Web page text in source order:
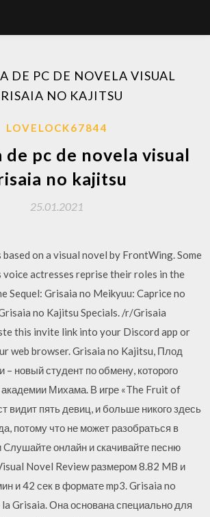
DE PC DE NOVELA VISUAL
NO KAJITSU
LOVELOCK67844
de pc de novela visual
no kajitsu
25.01.2021
on a visual novel by FrontWing. Some
voice actresses reprise their roles in the
Sequel: Grisaia no Meikyuu: Caprice no
no Kajitsu Specials. /r/Grisaia
this invite link into your Discord app or
web browser. Grisaia no Kajitsu, Плод
новый студент по обмену, которого
Михама. В игре «The Fruit of
видит пять девиц, и больше никого здесь
потому что не может разобраться в
Cлушайте онлайн и cкачивайте песню
Novel Review размером 8.82 MB и
и 42 сек в формате mp3. Grisaia no
Grisaia. Она основана специально для